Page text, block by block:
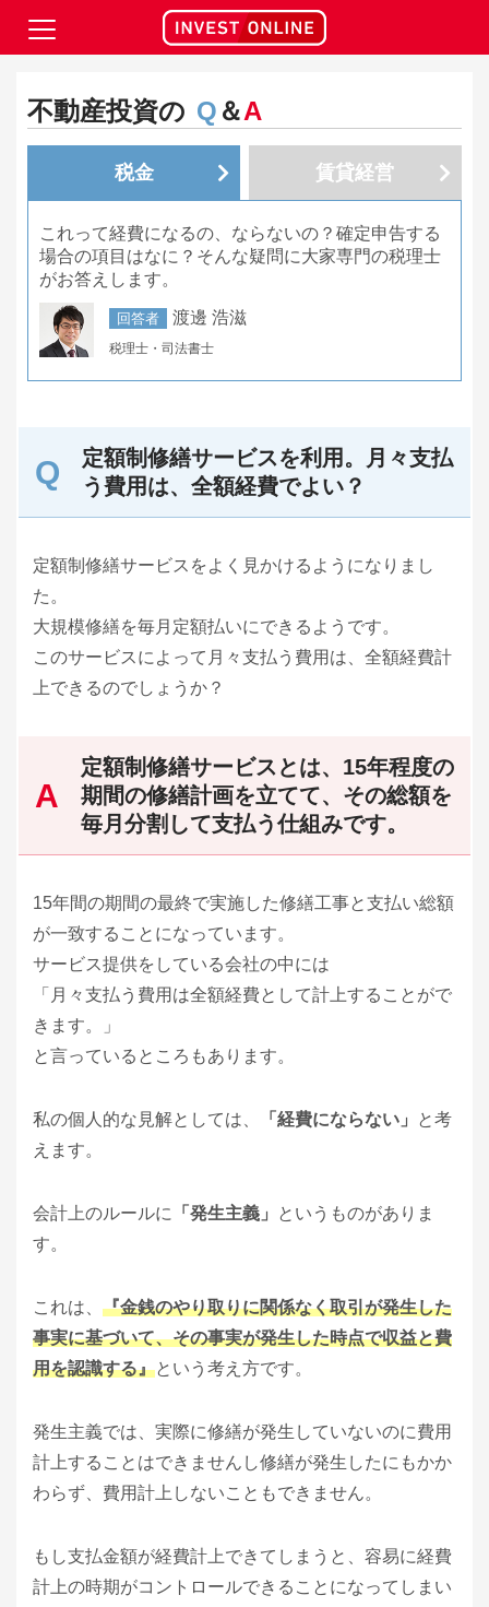
不動産投資の Q ＆A
税金 賃貸経営
これって経費になるの、ならないの？確定申告する
場合の項目はなに？そんな疑問に大家専門の税理士
がお答えします。
回答者 渡邊 浩滋
税理士・司法書士
定額制修繕サービスを利用。月々支払
う費用は、全額経費でよい？
定額制修繕サービスをよく見かけるようになりまし
た。
大規模修繕を毎月定額払いにできるようです。
このサービスによって月々支払う費用は、全額経費計
上できるのでしょうか？
定額制修繕サービスとは、15年程度の
期間の修繕計画を立てて、その総額を
毎月分割して支払う仕組みです。
15年間の期間の最終で実施した修繕工事と支払い総額
が一致することになっています。
サービス提供をしている会社の中には
「月々支払う費用は全額経費として計上することがで
きます。」
と言っているところもあります。
私の個人的な見解としては、 「経費にならない」
と考
えます。
会計上のルールに 「発生主義」
というものがありま
す。
これは、 『金銭のやり取りに関係なく取引が発生した
事実に基づいて、その事実が発生した時点で収益と費
用を認識する』という考え方です。
発生主義では、実際に修繕が発生していないのに費用
計上することはできませんし修繕が発生したにもかか
わらず、費用計上しないこともできません。
もし支払金額が経費計上できてしまうと、容易に経費
計上の時期がコントロールできることになってしまい